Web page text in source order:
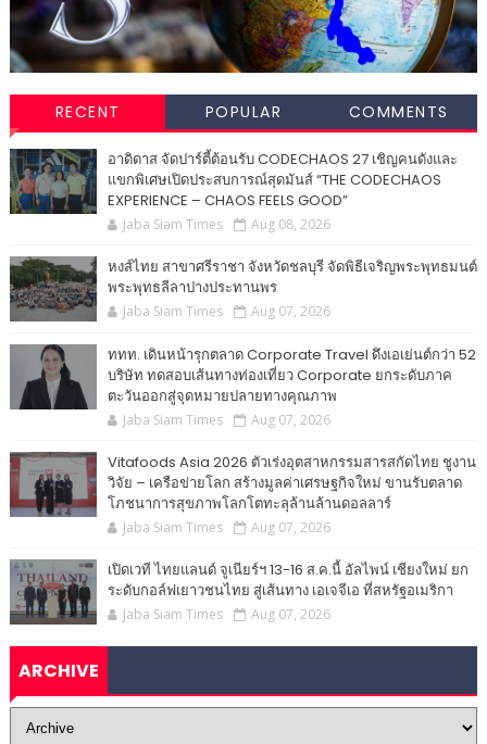
RECENT POPULAR COMMENTS
อาดิดาส จัดปาร์ตี้ต้อนรับ CODECHAOS 27 เชิญคนดังและ
แขกพิเศษเปิดประสบการณ์สุดมันส์ “THE CODECHAOS
EXPERIENCE – CHAOS FEELS GOOD”
Jaba Siam Times Aug 08, 2026
หงส์ไทย สาขาศรีราชา จังหวัดชลบุรี จัดพิธีเจริญพระพุทธมนต์
พระพุทธลีลาปางประทานพร
Jaba Siam Times Aug 07, 2026
ททท. เดินหน้ารุกตลาด Corporate Travel ดึงเอเย่นต์กว่า 52
บริษัท ทดสอบเส้นทางท่องเที่ยว Corporate ยกระดับภาค
ตะวันออกสู่จุดหมายปลายทางคุณภาพ
Jaba Siam Times Aug 07, 2026
Vitafoods Asia 2026 ตัวเร่งอุตสาหกรรมสารสกัดไทย ชูงาน
วิจัย – เครือข่ายโลก สร้างมูลค่าเศรษฐกิจใหม่ ขานรับตลาด
โภชนาการสุขภาพโลกโตทะลุล้านล้านดอลลาร์
Jaba Siam Times Aug 07, 2026
เปิดเวที ไทยแลนด์ จูเนียร์ฯ 13-16 ส.ค.นี้ อัลไพน์ เชียงใหม่ ยก
ระดับกอล์ฟเยาวชนไทย สู่เส้นทาง เอเจจีเอ ที่สหรัฐอเมริกา
Jaba Siam Times Aug 07, 2026
ARCHIVE